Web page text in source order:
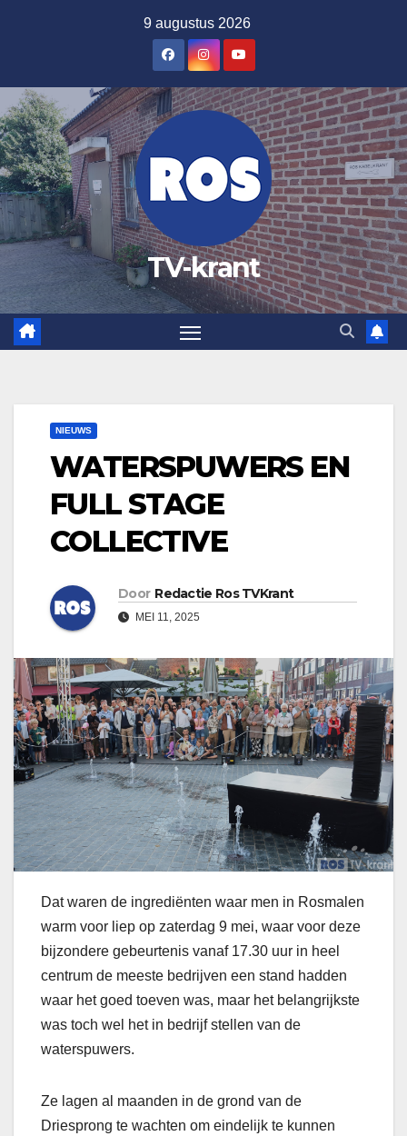
inhoud
9 augustus 2026
TV-krant
NIEUWS
WATERSPUWERS EN
FULL STAGE
COLLECTIVE
Door Redactie Ros TVKrant
MEI 11, 2025
Dat waren de ingrediënten waar men in Rosmalen
warm voor liep op zaterdag 9 mei, waar voor deze
bijzondere gebeurtenis vanaf 17.30 uur in heel
centrum de meeste bedrijven een stand hadden
waar het goed toeven was, maar het belangrijkste
was toch wel het in bedrijf stellen van de
waterspuwers.
Ze lagen al maanden in de grond van de
Driesprong te wachten om eindelijk te kunnen